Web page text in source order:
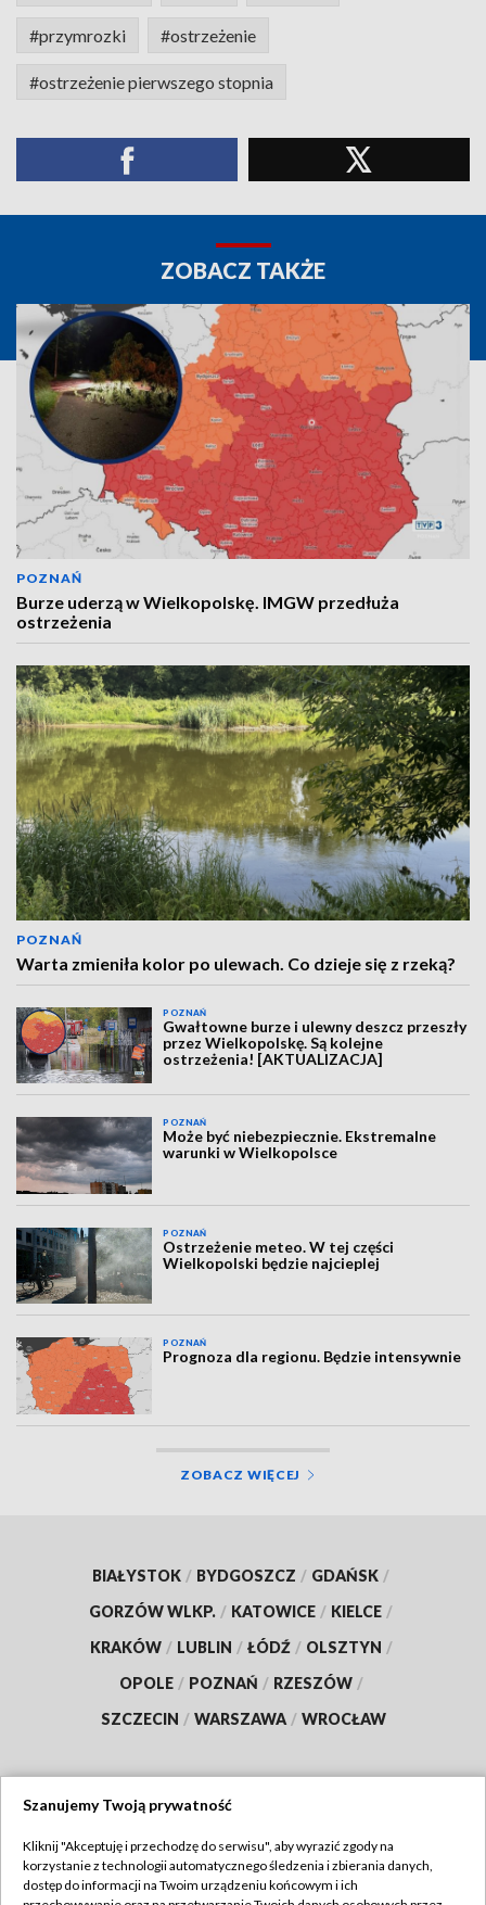
#przymrozki #ostrzeżenie
#ostrzeżenie pierwszego stopnia
ZOBACZ TAKŻE
POZNAŃ
Burze uderzą w Wielkopolskę. IMGW przedłuża
ostrzeżenia
POZNAŃ
Warta zmieniła kolor po ulewach. Co dzieje się z rzeką?
POZNAŃ
Gwałtowne burze i ulewny deszcz przeszły
przez Wielkopolskę. Są kolejne
ostrzeżenia! [AKTUALIZACJA]
POZNAŃ
Może być niebezpiecznie. Ekstremalne
warunki w Wielkopolsce
POZNAŃ
Ostrzeżenie meteo. W tej części
Wielkopolski będzie najcieplej
POZNAŃ
Prognoza dla regionu. Będzie intensywnie
ZOBACZ WIĘCEJ
BIAŁYSTOK / BYDGOSZCZ / GDAŃSK /
GORZÓW WLKP. / KATOWICE / KIELCE /
KRAKÓW / LUBLIN / ŁÓDŹ / OLSZTYN /
OPOLE / POZNAŃ / RZESZÓW /
SZCZECIN / WARSZAWA / WROCŁAW
TVP
Szanujemy Twoją prywatność
Kliknij "Akceptuję i przechodzę do serwisu", aby wyrazić zgody na
korzystanie z technologii automatycznego śledzenia i zbierania danych,
dostęp do informacji na Twoim urządzeniu końcowym i ich